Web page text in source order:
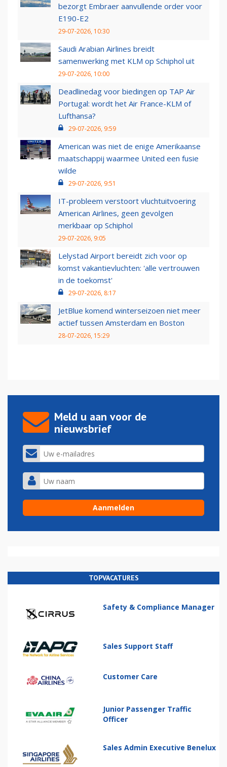
bezorgt Embraer aanvullende order voor
E190-E2
29-07-2026, 10:30
Saudi Arabian Airlines breidt
samenwerking met KLM op Schiphol uit
29-07-2026, 10:00
Deadlinedag voor biedingen op TAP Air
Portugal: wordt het Air France-KLM of
Lufthansa?
29-07-2026, 9:59
American was niet de enige Amerikaanse
maatschappij waarmee United een fusie
wilde
29-07-2026, 9:51
IT-probleem verstoort vluchtuitvoering
American Airlines, geen gevolgen
merkbaar op Schiphol
29-07-2026, 9:05
Lelystad Airport bereidt zich voor op
komst vakantievluchten: 'alle vertrouwen
in de toekomst'
29-07-2026, 8:17
JetBlue komend winterseizoen niet meer
actief tussen Amsterdam en Boston
28-07-2026, 15:29
Meld u aan voor de
nieuwsbrief
TOPVACATURES
Safety & Compliance Manager
Sales Support Staff
Customer Care
Junior Passenger Traffic
Officer
Sales Admin Executive Benelux